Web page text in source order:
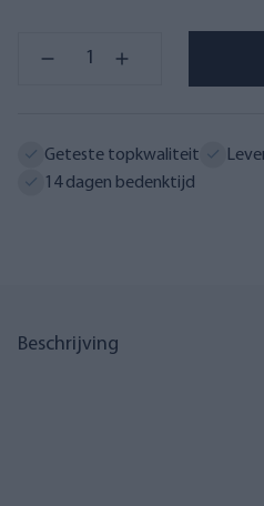
Geteste topkwaliteit
14 dagen bedenktijd
Beschrijving